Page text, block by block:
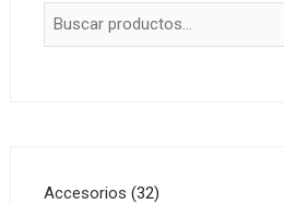
Accesorios 3232